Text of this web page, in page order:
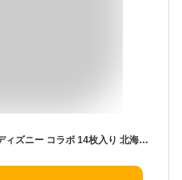
アルフォート チーズケーキ風味 ディズニー コラボ 14枚入り 北海道 チョコレート ホワイトデー お返し 義理 ばらまき 個包装 大量 送料無料 プレゼント 面白い プレゼント 猫 ネコ 子供 人気